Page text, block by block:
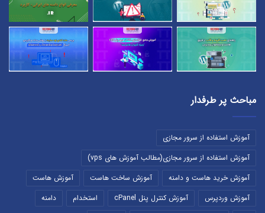
مباحث پر طرفدار
آموزش استفاده از سرور مجازی
آموزش استفاده از سرور مجازی(مطالب آموزش های vps)
آموزش خرید هاست و دامنه
آموزش ساخت هاست
آموزش هاست
آموزش وردپرس
آموزش کنترل پنل cPanel استخدام
دامنه